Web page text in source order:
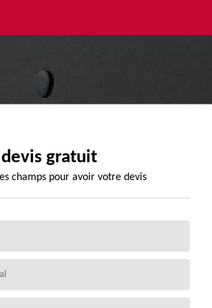
gratuit
champs pour avoir votre devis